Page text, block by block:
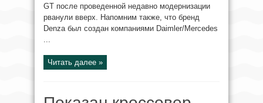
GT после проведенной недавно модернизации
рванули вверх. Напомним также, что бренд
Denza был создан компаниями Daimler/Mercedes
...
Читать далее »